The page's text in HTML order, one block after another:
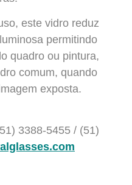
este vidro reduz
permitindo
quadro ou pintura,
comum, quando
exposta.
51) 3388-5455 / (51)